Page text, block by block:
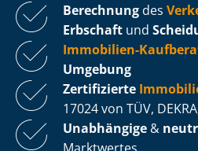
Berechnung des
Erbschaft und
Immobilien-
Umgebung
Zertifizierte
17024 von TÜV,
Unabhängige &